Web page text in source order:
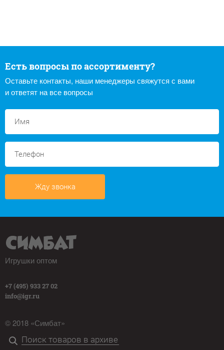
Есть вопросы по ассортименту?
Оставьте контакты, наши менеджеры свяжутся с вами
и ответят на все вопросы
Жду звонка
Игрушки оптом
+7 (495) 933 27 02
info@igr.ru
© 2018 «Симбат»